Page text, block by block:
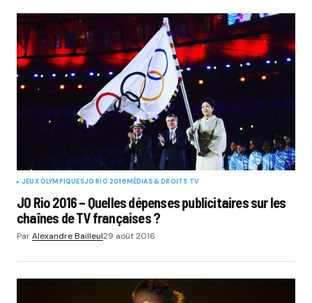
JEUX OLYMPIQUESJO RIO 2016MÉDIAS & DROITS TV
JO Rio 2016 – Quelles dépenses publicitaires sur les
chaînes de TV françaises ?
ParAlexandre Bailleul29 août 2016